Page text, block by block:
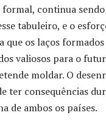
formal, continua
tabuleiro, e o
que os laços
valiosos para o
moldar. O
ter consequências
de ambos os países.